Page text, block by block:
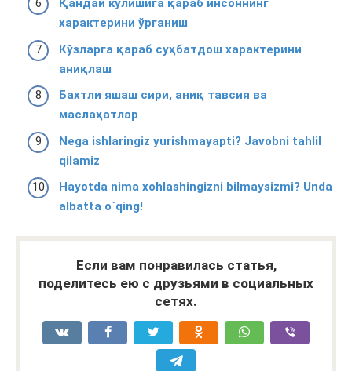
Қандай кулишига қараб инсоннинг
характeрини ўрганиш
Кўзларга қараб суҳбатдош характерини
аниқлаш
Бахтли яшаш сири, аниқ тавсия ва
маслаҳатлар
Nega ishlaringiz yurishmayapti? Javobni tahlil
qilamiz
Hayotda nima xohlashingizni bilmaysizmi? Unda
albatta o`qing!
Если вам понравилась статья,
поделитесь ею с друзьями в социальных
сетях.